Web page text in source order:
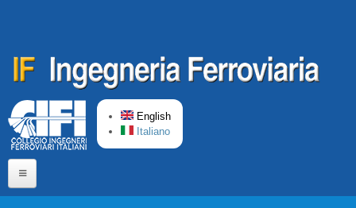
English
Italiano